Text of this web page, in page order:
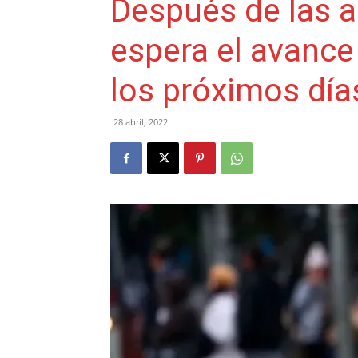
Después de las
espera el
los próximos
28 abril, 2022